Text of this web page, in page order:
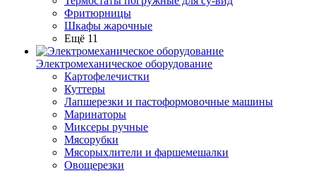
Фритюрницы
Шкафы жарочные
Ещё 11
Электромеханическое оборудование
Картофелечистки
Куттеры
Лапшерезки и пастоформовочные машины
Маринаторы
Миксеры ручные
Мясорубки
Мясорыхлители и фаршемешалки
Овощерезки